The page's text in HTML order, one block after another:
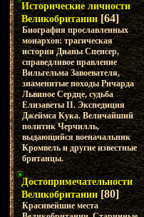
Исторические личности
Великобритании [64]
Биография прославленных
монархов: трагическая
история Дианы Спенсер,
справедливое правление
Вильгельма Завоевателя,
знаменитые походы Ричарда
Львиное Сердце, судьба
Елизаветы II. Экспедиция
Джеймса Кука. Величайший
политик Черчилль,
выдающийся военачальник
Кромвель и другие известные
британцы.
Достопримечательности
Великобритании [80]
Красивейшие места